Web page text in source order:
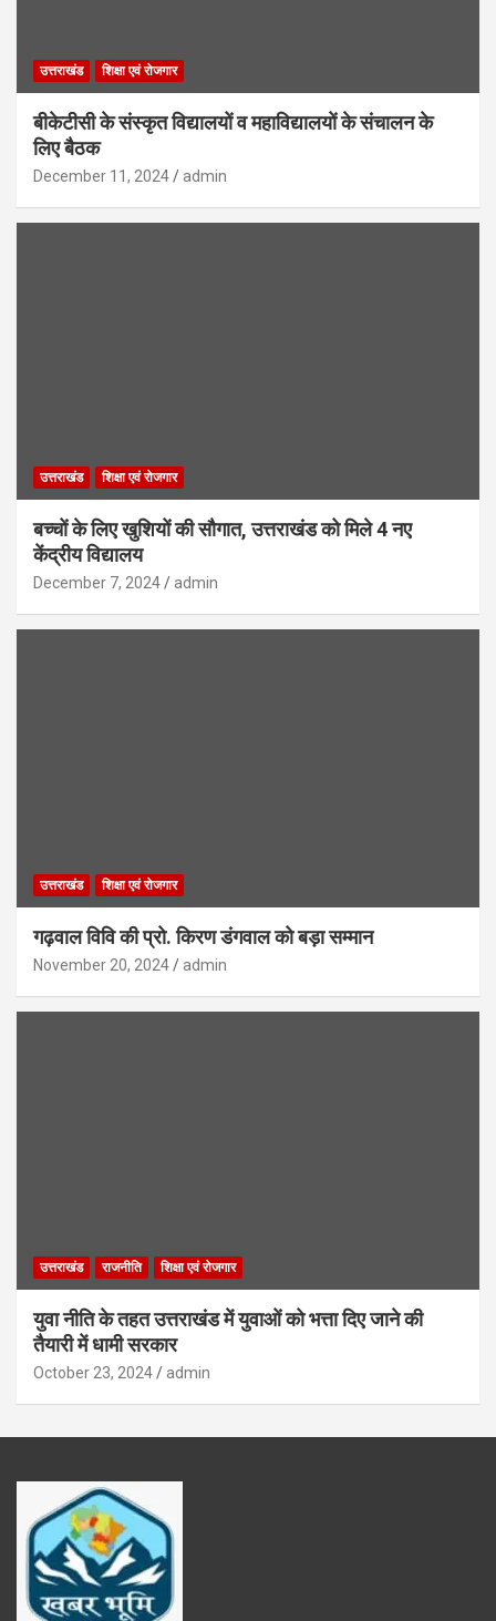
उत्तराखंड शिक्षा एवं रोजगार
बीकेटीसी के संस्कृत विद्यालयों व महाविद्यालयों के संचालन के
लिए बैठक
December 11, 2024 admin
उत्तराखंड शिक्षा एवं रोजगार
बच्चों के लिए खुशियों की सौगात, उत्तराखंड को मिले 4 नए
केंद्रीय विद्यालय
December 7, 2024 admin
उत्तराखंड शिक्षा एवं रोजगार
गढ़वाल विवि की प्रो. किरण डंगवाल को बड़ा सम्मान
November 20, 2024 admin
उत्तराखंड राजनीति शिक्षा एवं रोजगार
युवा नीति के तहत उत्तराखंड में युवाओं को भत्ता दिए जाने की
तैयारी में धामी सरकार
October 23, 2024 admin